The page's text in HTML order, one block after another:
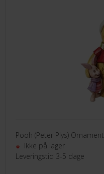
Pooh (Peter Plys) Ornament
Ikke på lager
Leveringstid 3-5 dage